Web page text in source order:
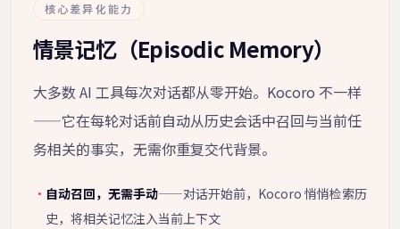
核心差异化能力
情景记忆（Episodic Memory）
大多数 AI 工具每次对话都从零开始。Kocoro 不一样
——它在每轮对话前自动从历史会话中召回与当前任
务相关的事实，无需你重复交代背景。
· 自动召回，无需手动——对话开始前，Kocoro 悄悄检索历
史，将相关记忆注入当前上下文